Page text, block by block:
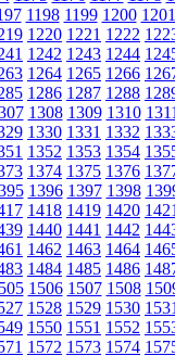
1198 1199 1200 1201
1220 1221 1222
1242 1243 1244
1264 1265 1266
1286 1287 1288
1308 1309 1310
1330 1331 1332
1352 1353 1354
1374 1375 1376
1396 1397 1398
1418 1419 1420
1440 1441 1442
1462 1463 1464
1484 1485 1486
1506 1507 1508
1528 1529 1530
1550 1551 1552
1572 1573 1574